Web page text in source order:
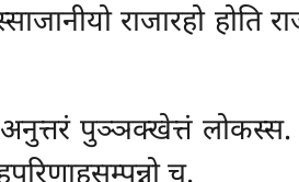
राजारहो होति
पुञ्ञक्खेत्तं